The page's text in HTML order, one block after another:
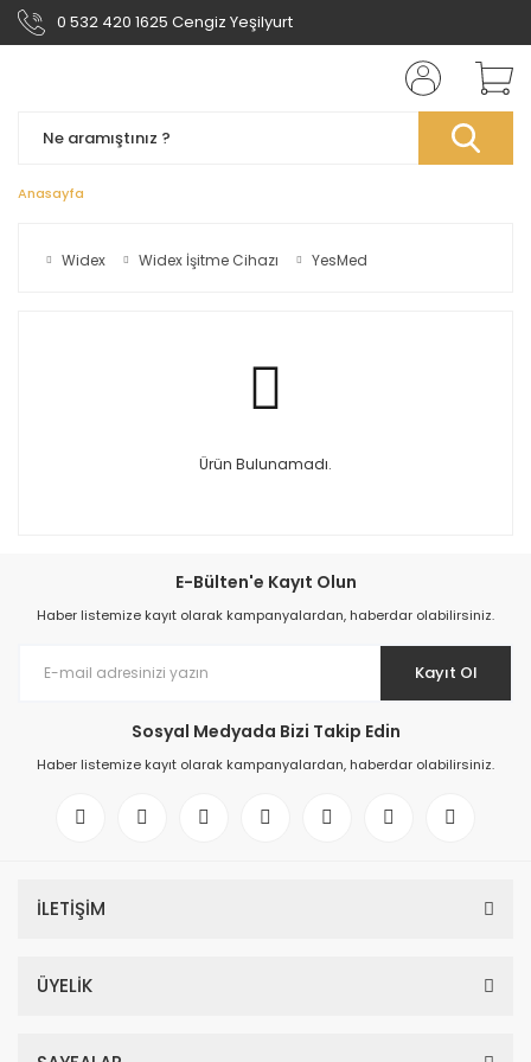
0 532 420 1625 Cengiz Yeşilyurt
Anasayfa
Widex Widex İşitme Cihazı YesMed
Ürün Bulunamadı.
E-Bülten'e Kayıt Olun
Haber listemize kayıt olarak kampanyalardan, haberdar olabilirsiniz.
Kayıt Ol
Sosyal Medyada Bizi Takip Edin
Haber listemize kayıt olarak kampanyalardan, haberdar olabilirsiniz.
İLETİŞİM
ÜYELİK